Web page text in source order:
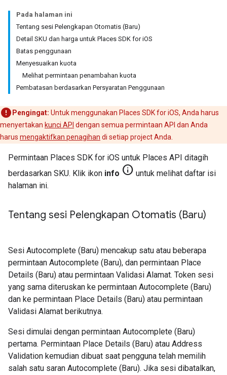
Pada halaman ini
Tentang sesi Pelengkapan Otomatis (Baru)
Detail SKU dan harga untuk Places SDK for iOS
Batas penggunaan
Menyesuaikan kuota
Melihat permintaan penambahan kuota
Pembatasan berdasarkan Persyaratan Penggunaan
Pengingat: Untuk menggunakan Places SDK for iOS, Anda harus
menyertakan kunci API dengan semua permintaan API dan Anda
harus mengaktifkan penagihan di setiap project Anda.
Permintaan Places SDK for iOS untuk Places API ditagih
berdasarkan SKU. Klik ikon info info untuk melihat daftar isi
halaman ini.
Tentang sesi Pelengkapan Otomatis (Baru)
Sesi Autocomplete (Baru) mencakup satu atau beberapa
permintaan Autocomplete (Baru), dan permintaan Place
Details (Baru) atau permintaan Validasi Alamat. Token sesi
yang sama diteruskan ke permintaan Autocomplete (Baru)
dan ke permintaan Place Details (Baru) atau permintaan
Validasi Alamat berikutnya.
Sesi dimulai dengan permintaan Autocomplete (Baru)
pertama. Permintaan Place Details (Baru) atau Address
Validation kemudian dibuat saat pengguna telah memilih
salah satu saran Autocomplete (Baru). Jika sesi dibatalkan,